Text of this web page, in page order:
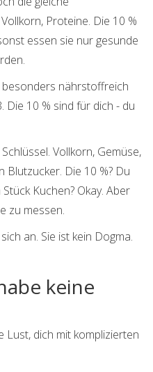
Proteine. Die 10 %
essen sie nur gesunde
besonders nährstoffreich
Die 10 % sind für dich - du
Vollkorn, Gemüse,
Die 10 %? Du
Kuchen? Okay. Aber
zu messen.
an. Sie ist kein Dogma.
keine
Lust, dich mit komplizierten